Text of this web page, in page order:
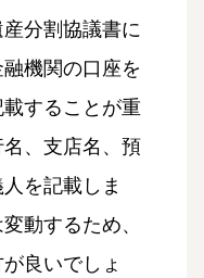
分割協議書に
機関の口座を
することが重
、支店名、預
を記載しま
動するため、
良いでしょ